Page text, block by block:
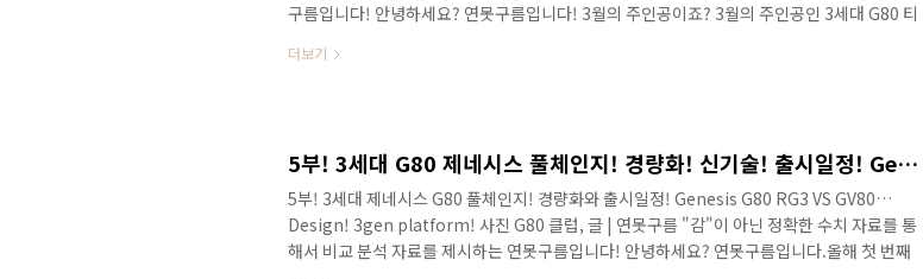
구름입니다! 안녕하세요? 연못구름입니다! 3월의 주인공이죠? 3월의 주인공인 3세대 G80 티
발적이었습니다. # 동일한 사진이지만 편집된 영상으로 보시면 더욱 생동감이 넘치는데 아직
더보기
5부! 3세대 G80 제네시스 풀체인지! 경량화! 신기술! 출시일정! Genesis G80 VS GV80 Design! 3gen platform!
5부! 3세대 제네시스 G80 풀체인지! 경량화와 출시일정! Genesis G80 RG3 VS GV80
Design! 3gen platform! 사진 G80 클럽, 글 | 연못구름 "감"이 아닌 정확한 수치 자료를 통
해서 비교 분석 자료를 제시하는 연못구름입니다! 안녕하세요? 연못구름입니다.올해 첫 번째